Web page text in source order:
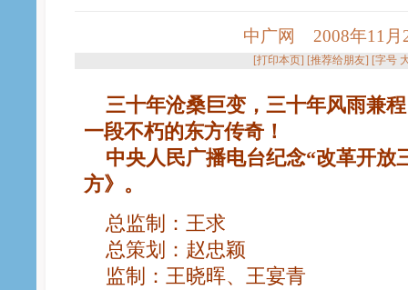
中广网 2008年11月
[打印本页] [推荐给朋友] [字号
三十年沧桑巨变，三十年风雨兼
一段不朽的东方传奇！
中央人民广播电台纪念“改革开放
方》。
总监制：王求
总策划：赵忠颖
监制：王晓晖、王宴青